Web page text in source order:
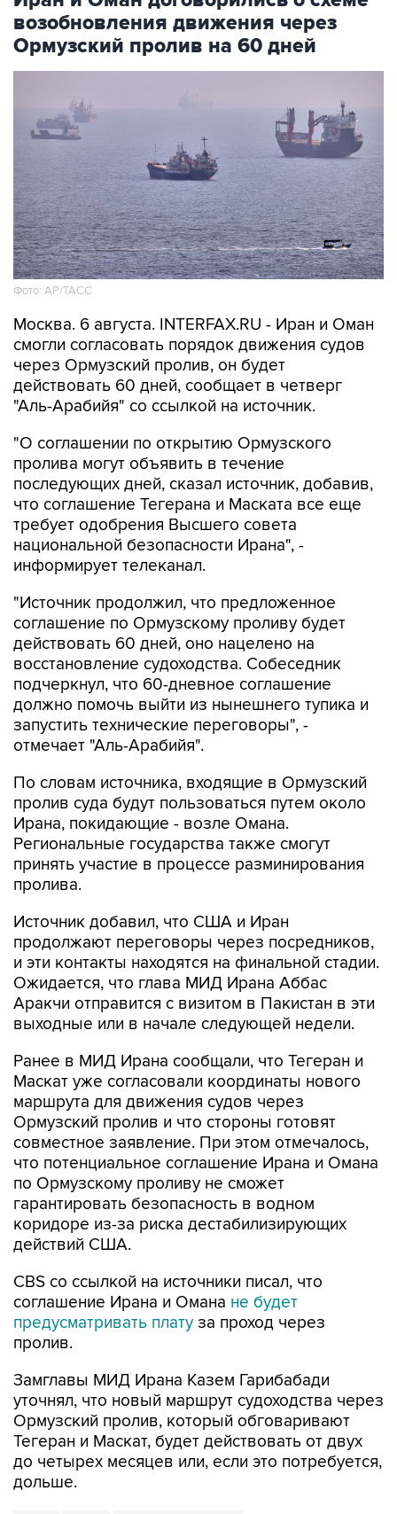
Ормузский пролив на 60 дней
Фото: AP/ТАСС
Москва. 6 августа. INTERFAX.RU - Иран и Оман
через Ормузский пролив, он будет
действовать 60 дней, сообщает в четверг
"Аль-Арабийя" со ссылкой на источник.
"О соглашении по открытию Ормузского
последующих дней, сказал источник, добавив,
что соглашение Тегерана и Маската все еще
требует одобрения Высшего совета
национальной безопасности Ирана", -
информирует телеканал.
"Источник продолжил, что предложенное
действовать 60 дней, оно нацелено на
восстановление судоходства. Собеседник
подчеркнул, что 60-дневное соглашение
должно помочь выйти из нынешнего тупика и
запустить технические переговоры", -
отмечает "Аль-Арабийя".
По словам источника, входящие в Ормузский
Ирана, покидающие - возле Омана.
Региональные государства также смогут
принять участие в процессе разминирования
пролива.
Источник добавил, что США и Иран
и эти контакты находятся на финальной стадии.
Ожидается, что глава МИД Ирана Аббас
Аракчи отправится с визитом в Пакистан в эти
выходные или в начале следующей недели.
Ранее в МИД Ирана сообщали, что Тегеран и
маршрута для движения судов через
Ормузский пролив и что стороны готовят
совместное заявление. При этом отмечалось,
что потенциальное соглашение Ирана и Омана
по Ормузскому проливу не сможет
гарантировать безопасность в водном
коридоре из-за риска дестабилизирующих
действий США.
CBS со ссылкой на источники писал, что
предусматривать платуза проход через
пролив.
Замглавы МИД Ирана Казем Гарибабади
Ормузский пролив, который обговаривают
Тегеран и Маскат, будет действовать от двух
до четырех месяцев или, если это потребуется,
дольше.
Иран Оман